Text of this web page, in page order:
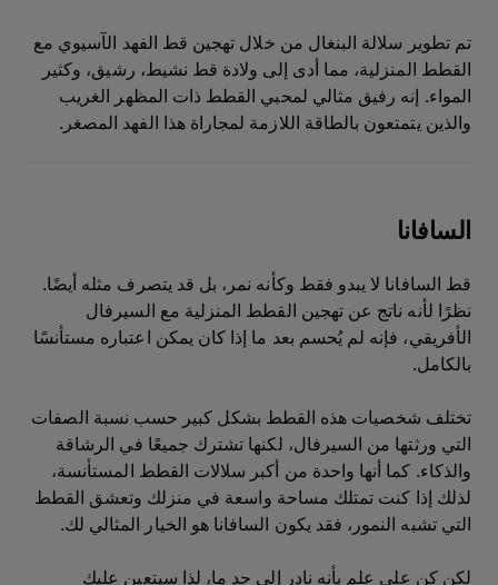
تم تطوير سلالة البنغال من خلال تهجين قط الفهد الآسيوي مع
القطط المنزلية، مما أدى إلى ولادة قط نشيط، رشيق، وكثير
المواء. إنه رفيق مثالي لمحبي القطط ذات المظهر الغريب
والذين يتمتعون بالطاقة اللازمة لمجاراة هذا الفهد المصغر.
السافانا
قط السافانا لا يبدو فقط وكأنه نمر، بل قد يتصرف مثله أيضًا.
نظرًا لأنه ناتج عن تهجين القطط المنزلية مع السيرفال
الأفريقي، فإنه لم يُحسم بعد ما إذا كان يمكن اعتباره مستأنسًا
بالكامل.
تختلف شخصيات هذه القطط بشكل كبير حسب نسبة الصفات
التي ورثتها من السيرفال، لكنها تشترك جميعًا في الرشاقة
والذكاء. كما أنها واحدة من أكبر سلالات القطط المستأنسة،
لذلك إذا كنت تمتلك مساحة واسعة في منزلك وتعشق القطط
التي تشبه النمور، فقد يكون السافانا هو الخيار المثالي لك.
لكن كن على علم بأنه نادر إلى حد ما، لذا سيتعين عليك